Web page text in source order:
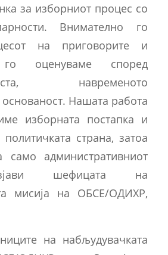
за изборниот процес со
Внимателно го
на приговорите и
оценуваме според
навременото
Нашата работа
изборната постапка и
страна, затоа
само административниот
шефицата на
мисија на ОБСЕ/ОДИХР,
на набљудувачката